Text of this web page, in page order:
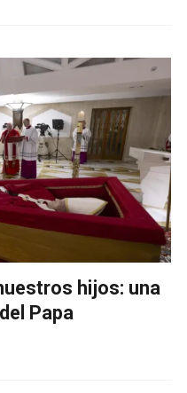
hijos: una
Papa